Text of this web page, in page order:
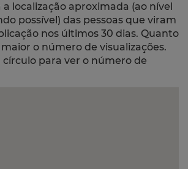
localização aproximada (ao nível
possível) das pessoas que viram
nos últimos 30 dias. Quanto
o número de visualizações.
círculo para ver o número de